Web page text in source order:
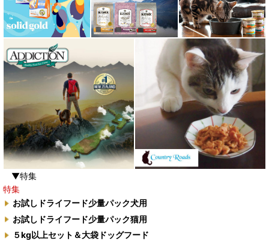
▼特集
特集
お試しドライフード少量パック犬用
お試しドライフード少量パック猫用
５kg以上セット＆大袋ドッグフード